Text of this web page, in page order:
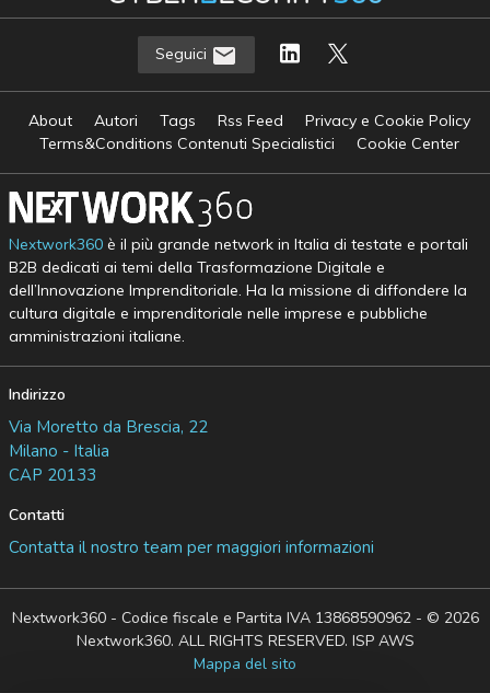
Seguici
About Autori Tags Rss Feed
Privacy e Cookie Policy
Terms&Conditions Contenuti Specialistici
Cookie Center
Nextwork360è il più grande network in Italia di testate e portali
B2B dedicati ai temi della Trasformazione Digitale e
dell’Innovazione Imprenditoriale. Ha la missione di diffondere la
cultura digitale e imprenditoriale nelle imprese e pubbliche
amministrazioni italiane.
Indirizzo
Via Moretto da Brescia, 22
Milano - Italia
CAP 20133
Contatti
Contatta il nostro team per maggiori informazioni
Nextwork360 - Codice fiscale e Partita IVA 13868590962 - © 2026
Nextwork360. ALL RIGHTS RESERVED. ISP AWS
Mappa del sito